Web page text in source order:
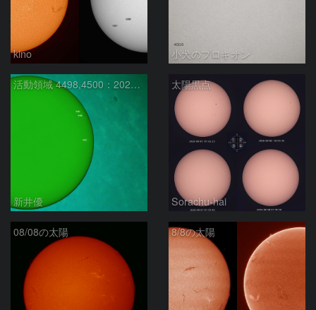
kino 小犬のプロキオン
活動領域 4498,4500：2026/08/08
新井優
太陽黒点
Sorachu-hai
08/08の太陽 8/8の太陽